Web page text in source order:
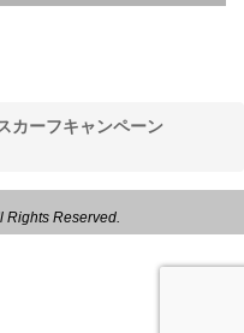
カーフキャンペーン
Rights Reserved.